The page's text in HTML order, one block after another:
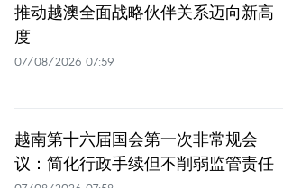
推动越澳全面战略伙伴关系迈向新高
度
07/08/2026 07:59
越南第十六届国会第一次非常规会
议：简化行政手续但不削弱监管责任